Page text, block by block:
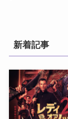
新着記事